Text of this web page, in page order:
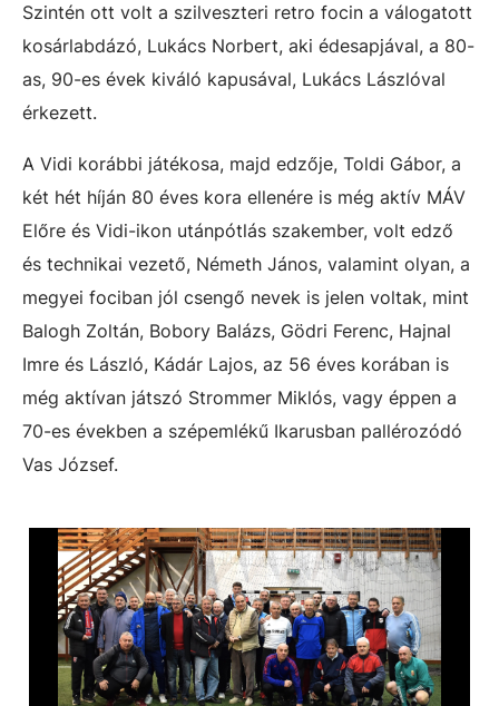
Szintén ott volt a szilveszteri retro focin a válogatott
kosárlabdázó, Lukács Norbert, aki édesapjával, a 80-
as, 90-es évek kiváló kapusával, Lukács Lászlóval
érkezett.
A Vidi korábbi játékosa, majd edzője, Toldi Gábor, a
két hét híján 80 éves kora ellenére is még aktív MÁV
Előre és Vidi-ikon utánpótlás szakember, volt edző
és technikai vezető, Németh János, valamint olyan, a
megyei fociban jól csengő nevek is jelen voltak, mint
Balogh Zoltán, Bobory Balázs, Gödri Ferenc, Hajnal
Imre és László, Kádár Lajos, az 56 éves korában is
még aktívan játszó Strommer Miklós, vagy éppen a
70-es években a szépemlékű Ikarusban pallérozódó
Vas József.